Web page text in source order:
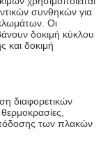
συνθηκών για
Οι
δοκιμή κύκλου
και δοκιμή
διαφορετικών
των πλακών